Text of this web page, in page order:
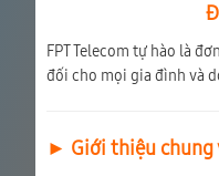
FPT Telecom tự hào là
đối cho mọi gia đình và
► Giới thiệu chung